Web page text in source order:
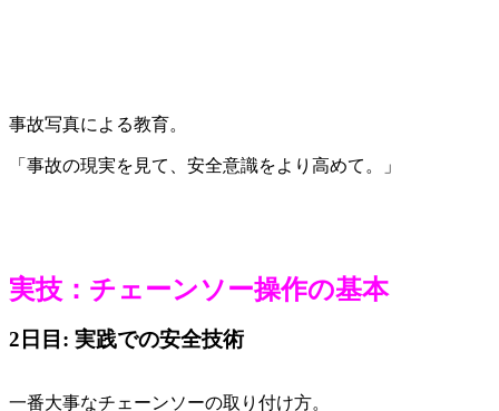
事故写真による教育。
「事故の現実を見て、安全意識をより高めて。」
実技：チェーンソー操作の基本
2日目: 実践での安全技術
一番大事なチェーンソーの取り付け方。